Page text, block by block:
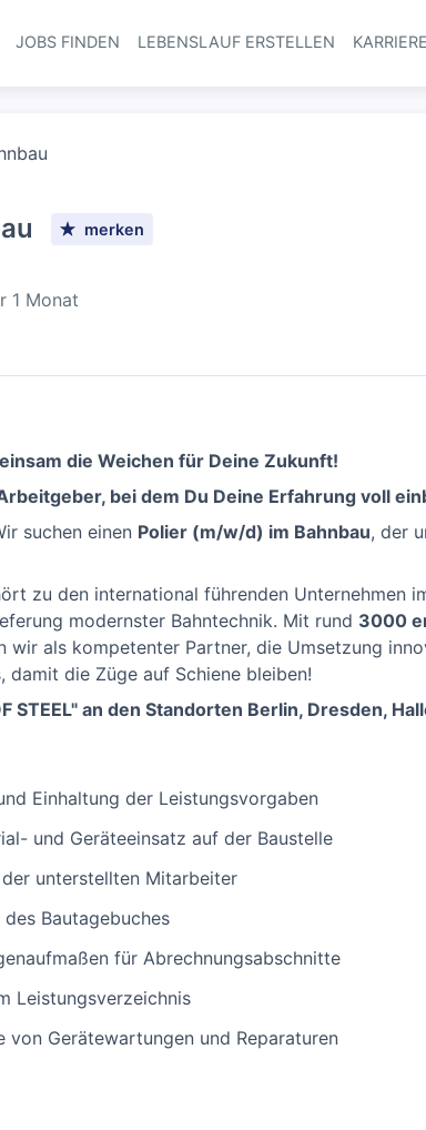
Haupt-
JOBS FINDEN LEBENSLAUF ERSTELLEN
merken
:
1 Monat
die Weichen für Deine Zukunft!
bei dem Du Deine Erfahrung voll
suchen einen Polier (m/w/d) im Bahnbau, der
zu den international führenden Unternehmen
modernster Bahntechnik. Mit rund 3000
wir als kompetenter Partner, die Umsetzung
damit die Züge auf Schiene bleiben!
STEEL" an den Standorten Berlin, Dresden,
Einhaltung der Leistungsvorgaben
und Geräteeinsatz auf der Baustelle
unterstellten Mitarbeiter
Bautagebuches
für Abrechnungsabschnitte
Leistungsverzeichnis
Gerätewartungen und Reparaturen